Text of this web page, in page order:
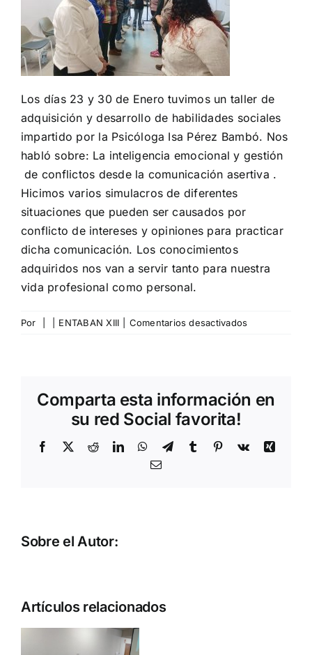
Los días 23 y 30 de Enero tuvimos un taller de
adquisición y desarrollo de habilidades sociales
impartido por la Psicóloga Isa Pérez Bambó. Nos
habló sobre: La inteligencia emocional y gestión
de conflictos desde la comunicación asertiva .
Hicimos varios simulacros de diferentes
situaciones que pueden ser causados por
conflicto de intereses y opiniones para practicar
dicha comunicación. Los conocimientos
adquiridos nos van a servir tanto para nuestra
vida profesional como personal.
Por ENTABAN XIII Comentarios desactivadosen
Comparta esta información en
su red Social favorita!
Facebook
X RedditLinkedInWhatsApp
TelegramTumblr Pinterest
Vk
Xing
Correo
Sobre el Autor:
Artículos relacionados